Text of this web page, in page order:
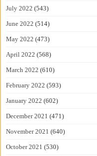
July 2022 (543)
June 2022 (514)
May 2022 (473)
April 2022 (568)
March 2022 (610)
February 2022 (593)
January 2022 (602)
December 2021 (471)
November 2021 (640)
October 2021 (530)